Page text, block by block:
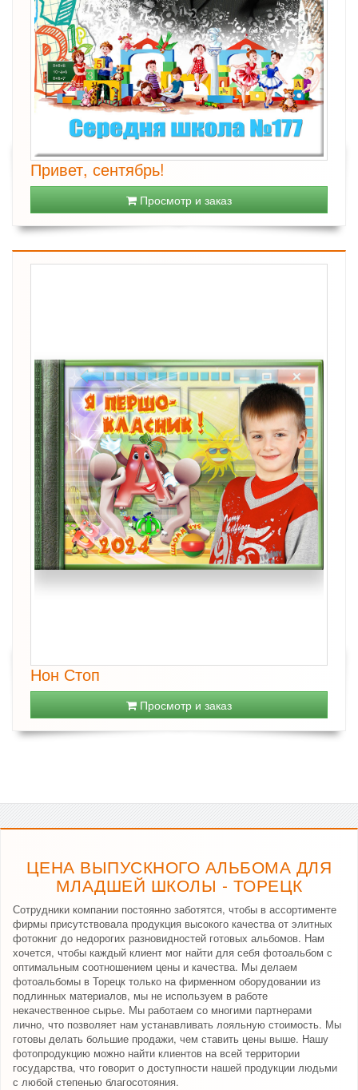
Привет, сентябрь!
Просмотр и заказ
Нон Стоп
Просмотр и заказ
ЦЕНА ВЫПУСКНОГО АЛЬБОМА ДЛЯ
МЛАДШЕЙ ШКОЛЫ - ТОРЕЦК
Сотрудники компании постоянно заботятся, чтобы в ассортименте
фирмы присутствовала продукция высокого качества от элитных
фотокниг до недорогих разновидностей готовых альбомов. Нам
хочется, чтобы каждый клиент мог найти для себя фотоальбом с
оптимальным соотношением цены и качества. Мы делаем
фотоальбомы в Торецк только на фирменном оборудовании из
подлинных материалов, мы не используем в работе
некачественное сырье. Мы работаем со многими партнерами
лично, что позволяет нам устанавливать лояльную стоимость. Мы
готовы делать большие продажи, чем ставить цены выше. Нашу
фотопродукцию можно найти клиентов на всей территории
государства, что говорит о доступности нашей продукции людьми
с любой степенью благосотояния.